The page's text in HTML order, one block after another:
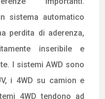
sistema automatico
perdita di aderenza,
inseribile e
I sistemi AWD sono
i 4WD su camion e
4WD tendono ad